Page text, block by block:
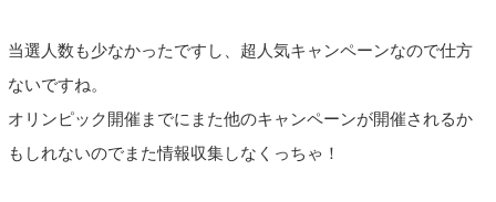
当選人数も少なかったですし、超人気キャンペーンなので仕方
ないですね。
オリンピック開催までにまた他のキャンペーンが開催されるか
もしれないのでまた情報収集しなくっちゃ！